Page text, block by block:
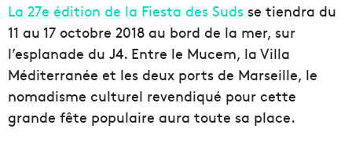
La 27e édition de la Fiesta des Suds se tiendra du
11 au 17 octobre 2018 au bord de la mer, sur
l’esplanade du J4. Entre le Mucem, la Villa
Méditerranée et les deux ports de Marseille, le
nomadisme culturel revendiqué pour cette
grande fête populaire aura toute sa place.